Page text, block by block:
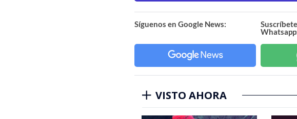
Síguenos en Google News:
VISTO AHORA